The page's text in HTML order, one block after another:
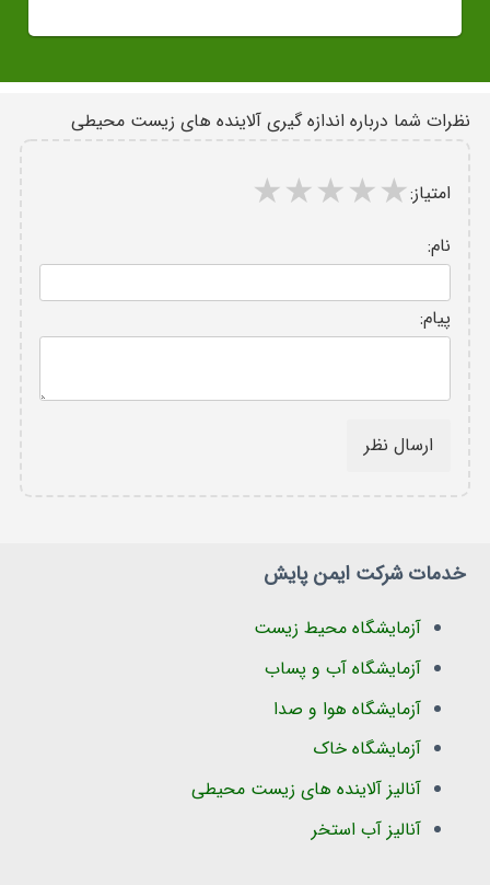
نظرات شما درباره اندازه گیری آلاینده های زیست محیطی
امتیاز:
نام:
پیام:
ارسال نظر
خدمات شرکت ایمن پایش
آزمایشگاه محیط زیست
آزمایشگاه آب و پساب
آزمایشگاه هوا و صدا
آزمایشگاه خاک
آنالیز آلاینده های زیست محیطی
آنالیز آب استخر